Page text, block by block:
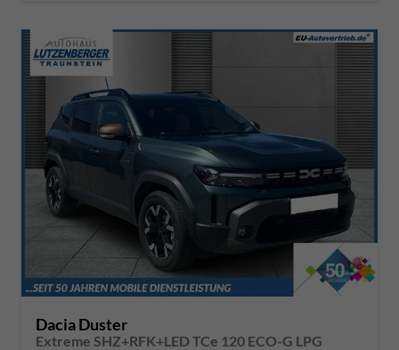
Dacia Duster
Extreme SHZ+RFK+LED TCe 120 ECO-G LPG